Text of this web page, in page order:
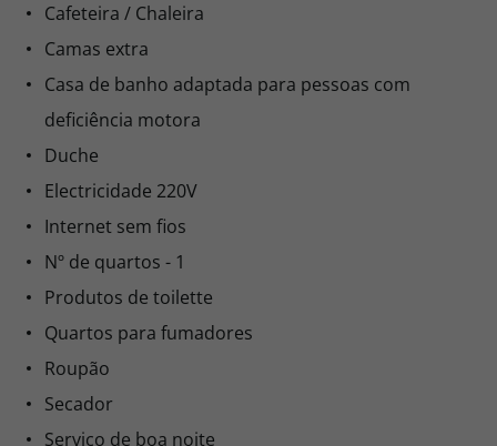
Cafeteira / Chaleira
Camas extra
Casa de banho adaptada para pessoas com
deficiência motora
Duche
Electricidade 220V
Internet sem fios
Nº de quartos - 1
Produtos de toilette
Quartos para fumadores
Roupão
Secador
Serviço de boa noite